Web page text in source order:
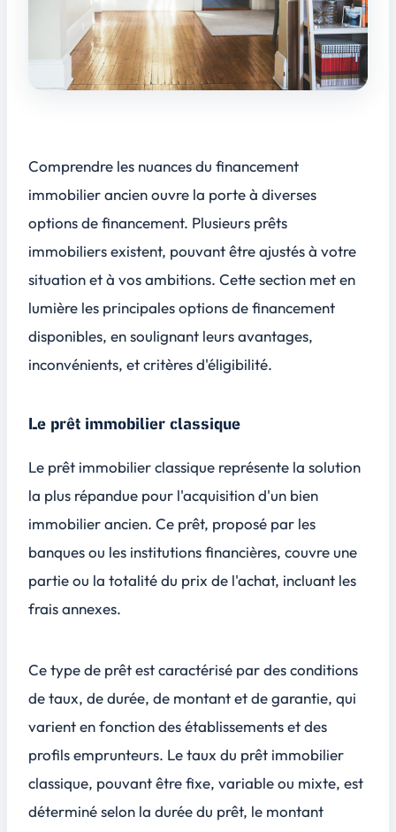
Comprendre les nuances du financement
immobilier ancien ouvre la porte à diverses
options de financement. Plusieurs prêts
immobiliers existent, pouvant être ajustés à votre
situation et à vos ambitions. Cette section met en
lumière les principales options de financement
disponibles, en soulignant leurs avantages,
inconvénients, et critères d'éligibilité.
Le prêt immobilier classique
Le prêt immobilier classique représente la solution
la plus répandue pour l'acquisition d'un bien
immobilier ancien. Ce prêt, proposé par les
banques ou les institutions financières, couvre une
partie ou la totalité du prix de l'achat, incluant les
frais annexes.
Ce type de prêt est caractérisé par des conditions
de taux, de durée, de montant et de garantie, qui
varient en fonction des établissements et des
profils emprunteurs. Le taux du prêt immobilier
classique, pouvant être fixe, variable ou mixte, est
déterminé selon la durée du prêt, le montant